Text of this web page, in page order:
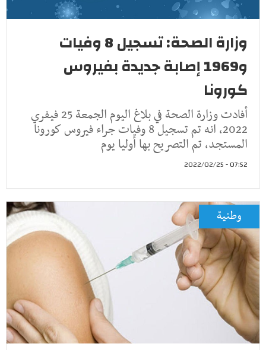
وزارة الصحة: تسجيل 8 وفيات
و1969 إصابة جديدة بفيروس
كورونا
أفادت وزارة الصحة في بلاغ اليوم الجمعة 25 فيفري
2022، انه تم تسجيل 8 وفيات جراء فيروس كورونا
المستجد، تم التصريح بها أوليا يوم
07:52 - 2022/02/25
وطنية